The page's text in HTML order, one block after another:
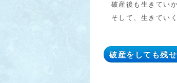
破産後も生きてい
そして、生きてい
破産をしても残